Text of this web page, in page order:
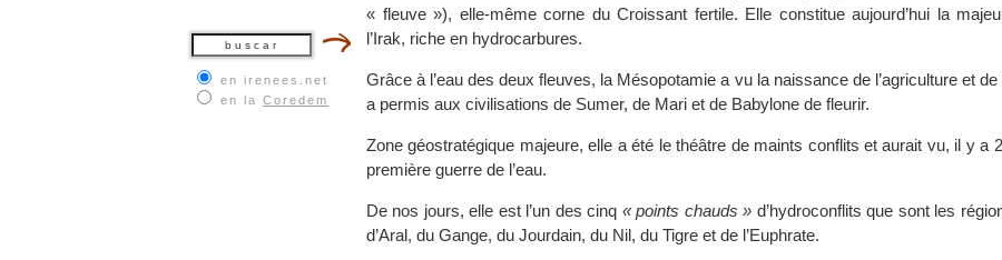
en irenees.net
en la Coredem
« fleuve »), elle-même corne du Croissant fertile. Elle constitue aujourd’hui la
l’Irak, riche en hydrocarbures.
Grâce à l’eau des deux fleuves, la Mésopotamie a vu la naissance de l’agriculture et de
a permis aux civilisations de Sumer, de Mari et de Babylone de fleurir.
Zone géostratégique majeure, elle a été le théâtre de maints conflits et aurait vu, il y a
première guerre de l’eau.
De nos jours, elle est l’un des cinq « points chauds » d’hydroconflits que sont les
d’Aral, du Gange, du Jourdain, du Nil, du Tigre et de l’Euphrate.